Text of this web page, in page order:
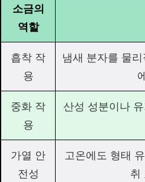
소금의
역할
흡착 작
용
냄새 분자를 물
중화 작
용
산성 성분이나
가열 안
전성
고온에도 형태
취